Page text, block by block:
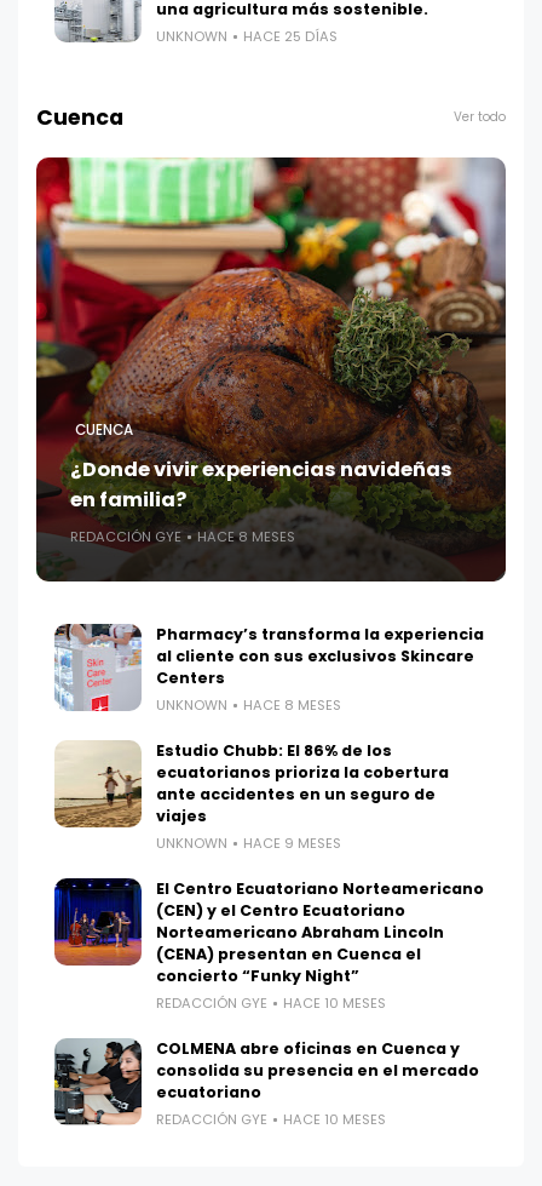
una agricultura más sostenible.
UNKNOWN HACE 25 DÍAS
Cuenca Ver todo
CUENCA
¿Donde vivir experiencias navideñas
en familia?
REDACCIÓN GYE HACE 8 MESES
Pharmacy’s transforma la experiencia
al cliente con sus exclusivos Skincare
Centers
UNKNOWN HACE 8 MESES
Estudio Chubb: El 86% de los
ecuatorianos prioriza la cobertura
ante accidentes en un seguro de
viajes
UNKNOWN HACE 9 MESES
El Centro Ecuatoriano Norteamericano
(CEN) y el Centro Ecuatoriano
Norteamericano Abraham Lincoln
(CENA) presentan en Cuenca el
concierto “Funky Night”
REDACCIÓN GYE HACE 10 MESES
COLMENA abre oficinas en Cuenca y
consolida su presencia en el mercado
ecuatoriano
REDACCIÓN GYE HACE 10 MESES